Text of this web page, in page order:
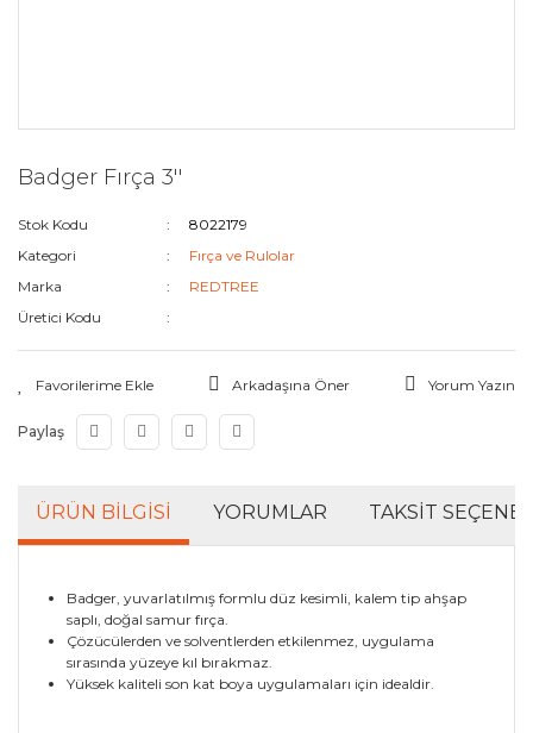
Badger Fırça 3''
Stok Kodu
8022179
Kategori
Fırça ve Rulolar
Marka
REDTREE
Üretici Kodu
Arkadaşına Öner Yorum Yazın
Paylaş
ÜRÜN BILGISI YORUMLAR TAKSIT
Badger, yuvarlatılmış formlu düz kesimli, kalem tip ahşap
saplı, doğal samur fırça.
Çözücülerden ve solventlerden etkilenmez, uygulama
sırasında yüzeye kıl bırakmaz.
Yüksek kaliteli son kat boya uygulamaları için idealdir.